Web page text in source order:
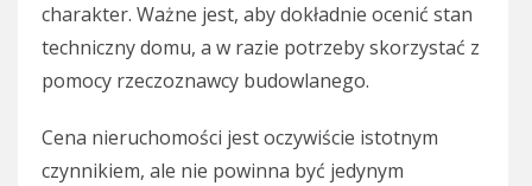
charakter. Ważne jest, aby dokładnie ocenić stan
techniczny domu, a w razie potrzeby skorzystać z
pomocy rzeczoznawcy budowlanego.
Cena nieruchomości jest oczywiście istotnym
czynnikiem, ale nie powinna być jedynym